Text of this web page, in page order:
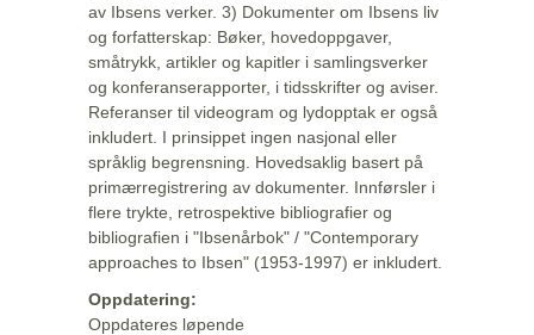
av Ibsens verker. 3) Dokumenter om Ibsens liv
og forfatterskap: Bøker, hovedoppgaver,
småtrykk, artikler og kapitler i samlingsverker
og konferanserapporter, i tidsskrifter og aviser.
Referanser til videogram og lydopptak er også
inkludert. I prinsippet ingen nasjonal eller
språklig begrensning. Hovedsaklig basert på
primærregistrering av dokumenter. Innførsler i
flere trykte, retrospektive bibliografier og
bibliografien i "Ibsenårbok" / "Contemporary
approaches to Ibsen" (1953-1997) er inkludert.
Oppdatering:
Oppdateres løpende